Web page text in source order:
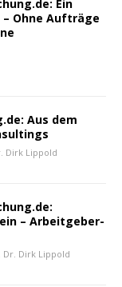
Ein
Ohne Aufträge
Aus dem
Dirk Lippold
– Arbeitgeber-
Dr. Dirk Lippold